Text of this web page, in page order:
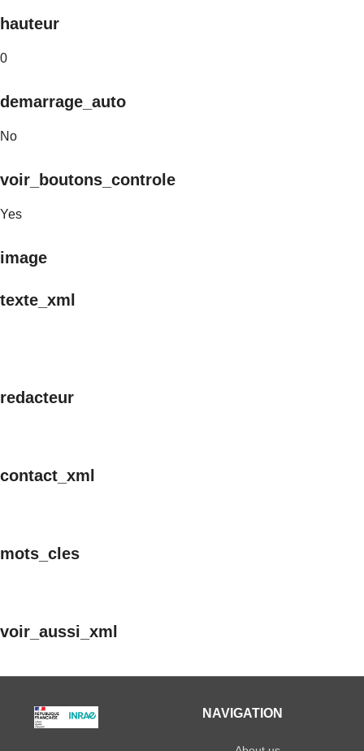
hauteur
0
demarrage_auto
No
voir_boutons_controle
Yes
image
texte_xml
redacteur
contact_xml
mots_cles
voir_aussi_xml
NAVIGATION